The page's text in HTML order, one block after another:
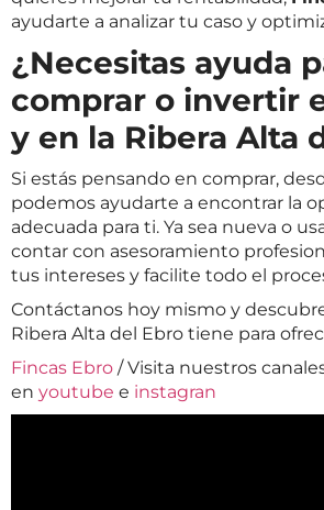
ayudarte a analizar tu caso y
¿Necesitas ayuda
comprar o invertir
y en la Ribera Alta
Si estás pensando en comprar,
podemos ayudarte a encontrar la
adecuada para ti. Ya sea nueva o
contar con asesoramiento
tus intereses y facilite todo el
Contáctanos hoy mismo y
Ribera Alta del Ebro tiene para
Fincas Ebro / Visita nuestros
en youtube e instagran